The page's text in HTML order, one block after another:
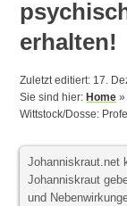
erhalten!
Zuletzt editiert: 17.
Sie sind hier:Home
Wittstock/Dosse:
Johanniskraut.net
Johanniskraut
und